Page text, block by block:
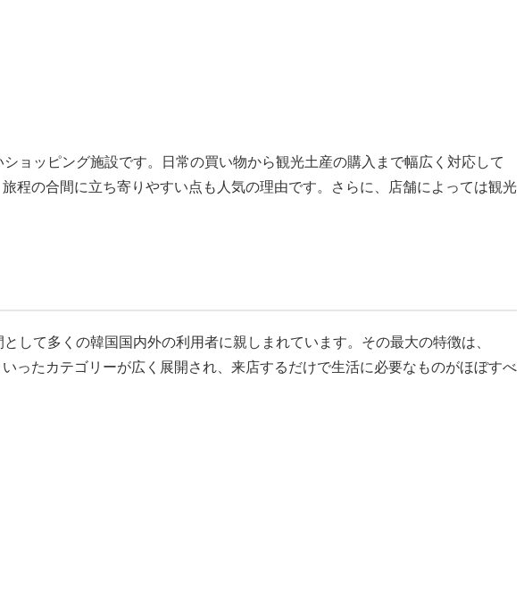
ョッピング施設です。日常の買い物から観光土産の購入まで幅広く対応して
程の合間に立ち寄りやすい点も人気の理由です。さらに、店舗によっては観光
て多くの韓国国内外の利用者に親しまれています。その最大の特徴は、
ったカテゴリーが広く展開され、来店するだけで生活に必要なものがほぼすべ